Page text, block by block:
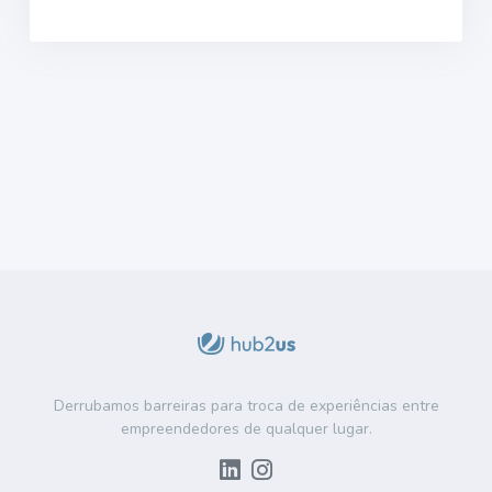
Derrubamos barreiras para troca de experiências entre
empreendedores de qualquer lugar.